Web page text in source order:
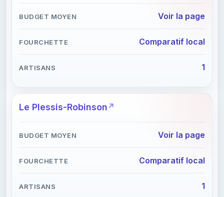
Voir la page
Comparatif local
1
Le Plessis-Robinson
Voir la page
Comparatif local
1